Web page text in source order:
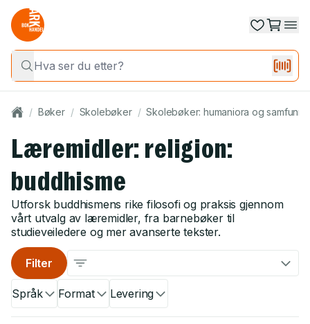
/ Bøker / Skolebøker / Skolebøker: humaniora og
Læremidler: religion:
buddhisme
Utforsk buddhismens rike filosofi og praksis gjennom
vårt utvalg av læremidler, fra barnebøker til
studieveiledere og mer avanserte tekster.
Språk Format Levering
Filter